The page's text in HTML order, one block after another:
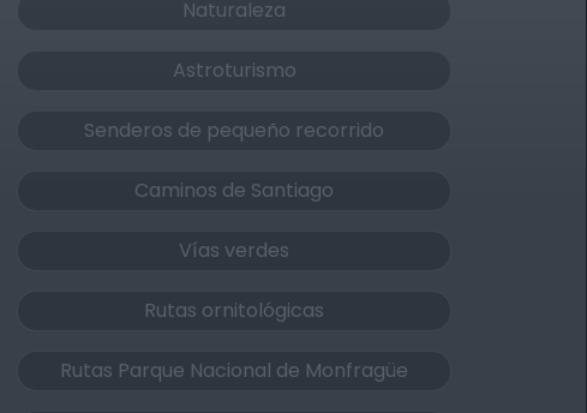
Naturaleza
Astroturismo
Senderos de pequeño recorrido
Caminos de Santiago
Vías verdes
Rutas ornitológicas
Rutas Parque Nacional de Monfragüe